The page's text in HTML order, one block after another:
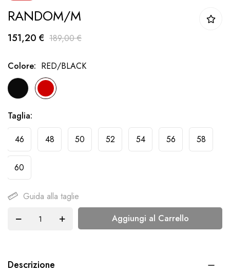
della
di
RANDOM/M
151,20 € 189,00 €
Colore RED/BLACK
Taglia
46
48 50 52 54 56 58
60
Guida alla taglie
Aggiungi al Carrello
Descrizione